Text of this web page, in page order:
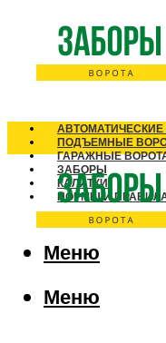
АВТОМАТИЧЕСКИЕ
ПОДЪЕМНЫЕ
ГАРАЖНЫЕ
ЗАБОРЫ
КАЛИТКИ
НОРМЫ И
Меню
Меню